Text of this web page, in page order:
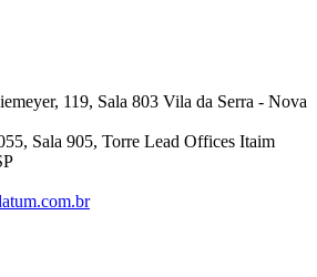
119, Sala 803 Vila da Serra - Nova
Sala 905, Torre Lead Offices Itaim